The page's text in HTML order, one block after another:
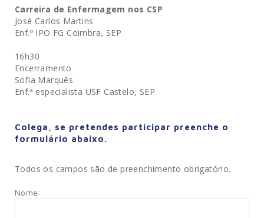
Carreira de Enfermagem nos CSP
José Carlos Martins
Enf.º IPO FG Coimbra, SEP
16h30
Encerramento
Sofia Marquês
Enf.ª especialista USF Castelo, SEP
Colega, se pretendes participar preenche o
formulário abaixo.
Todos os campos são de preenchimento obrigatório.
Nome: